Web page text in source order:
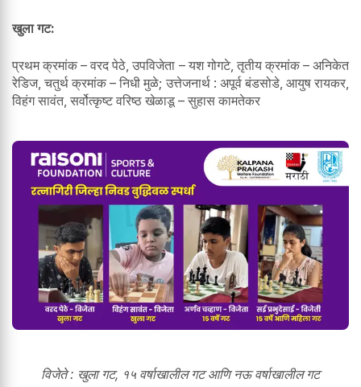
खुला गट:
प्रथम क्रमांक – वरद पेठे, उपविजेता – यश गोगटे, तृतीय क्रमांक – अनिकेत
रेडिज, चतुर्थ क्रमांक – निधी मुळे; उत्तेजनार्थ : अपूर्व बंडसोडे, आयुष रायकर,
विहंग सावंत, सर्वोत्कृष्ट वरिष्ठ खेळाडू – सुहास कामतेकर
विजेते : खुला गट, १५ वर्षाखालील गट आणि नऊ वर्षाखालील गट